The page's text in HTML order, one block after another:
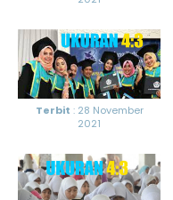
Terbit : 28 November
2021